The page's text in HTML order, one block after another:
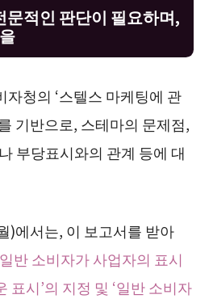
문적인 판단이 필요하며,
청의 ‘스텔스 마케팅에 관
기반으로, 스테마의 문제점,
부당표시와의 관계 등에 대
)에서는, 이 보고서를 받아
일반 소비자가 사업자의 표시
표시’의 지정 및 ‘일반 소비자